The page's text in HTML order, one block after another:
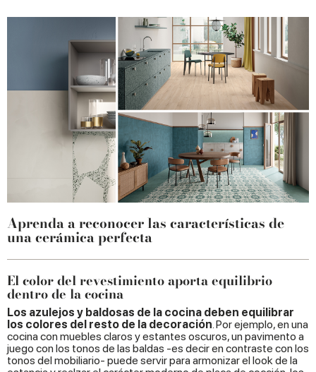
Aprenda a reconocer las características de
una cerámica perfecta
El color del revestimiento aporta equilibrio
dentro de la cocina
Los azulejos y baldosas de la cocina deben equilibrar
los colores del resto de la decoración. Por ejemplo, en una
cocina con muebles claros y estantes oscuros, un pavimento a
juego con los tonos de las baldas -es decir en contraste con los
tonos del mobiliario- puede servir para armonizar el look de la